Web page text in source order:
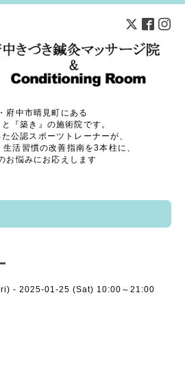
府中市晴見町にある
と『築き』の施術院です。
公認スポーツトレーナーが、
活習慣の改善指南を3本柱に、
お悩みにお応えします
- 2025-01-25 (Sat) 10:00～21:00